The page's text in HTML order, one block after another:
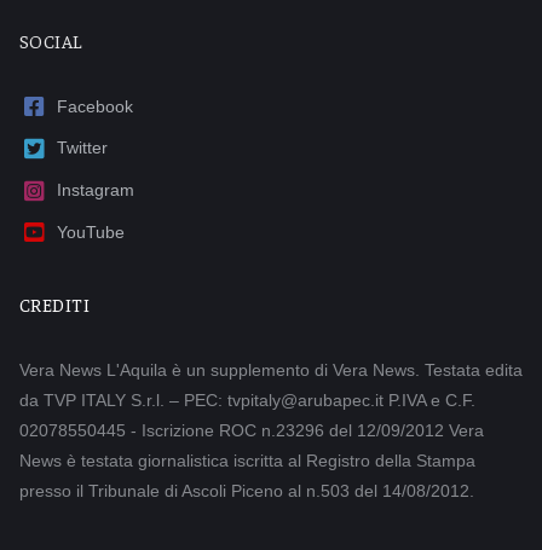
SOCIAL
Facebook
Twitter
Instagram
YouTube
CREDITI
Vera News L'Aquila è un supplemento di Vera News. Testata edita
da TVP ITALY S.r.l. – PEC: tvpitaly@arubapec.it P.IVA e C.F.
02078550445 - Iscrizione ROC n.23296 del 12/09/2012 Vera
News è testata giornalistica iscritta al Registro della Stampa
presso il Tribunale di Ascoli Piceno al n.503 del 14/08/2012.